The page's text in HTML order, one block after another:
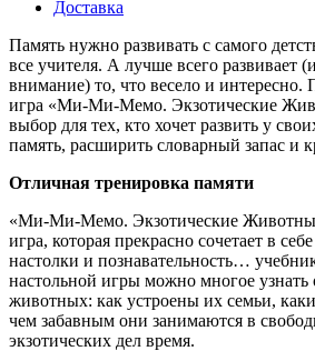
Доставка
Память нужно развивать с самого
все учителя. А лучше всего развивает
внимание) то, что весело и интересно.
игра «Ми-Ми-Мемо. Экзотические
выбор для тех, кто хочет развить у
память, расширить словарный запас и
Отличная тренировка памяти
«Ми-Ми-Мемо. Экзотические
игра, которая прекрасно сочетает в
настолки и познавательность…
настольной игры можно многое узнать
животных: как устроены их семьи,
чем забавным они занимаются в
экзотических дел время.